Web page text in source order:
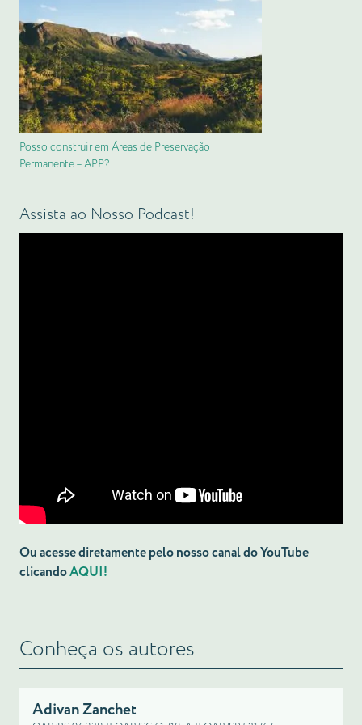
Posso construir em Áreas de Preservação
Permanente – APP?
Assista ao Nosso Podcast!
Ou acesse diretamente pelo nosso canal do YouTube
clicandoAQUI!
Conheça os autores
Adivan Zanchet